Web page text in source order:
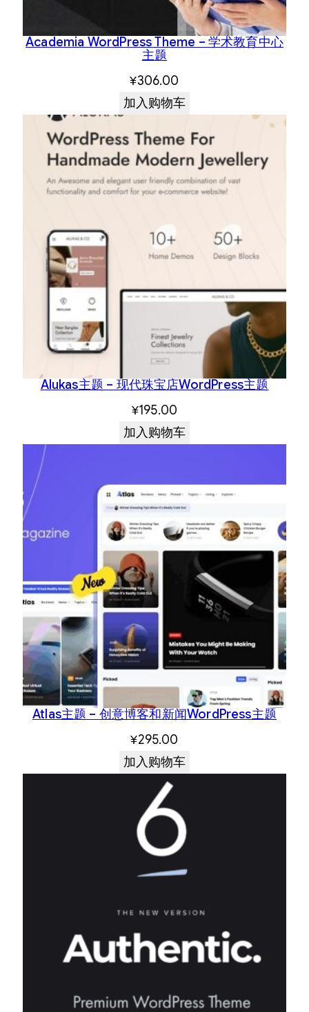
Academia WordPress Theme – 学术教育中心
主题
¥306.00
加入购物车
Alukas主题 – 现代珠宝店WordPress主题
¥195.00
加入购物车
Atlas主题 – 创意博客和新闻WordPress主题
¥295.00
加入购物车